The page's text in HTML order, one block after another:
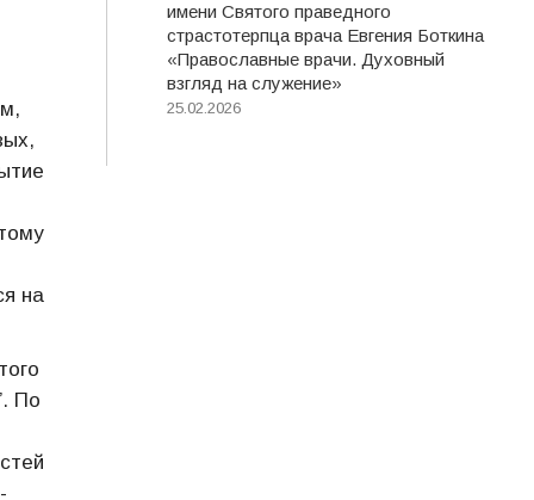
на
По
имени Святого праведного
страстотерпца врача Евгения Боткина
«Православные врачи. Духовный
взгляд на служение»
25.02.2026